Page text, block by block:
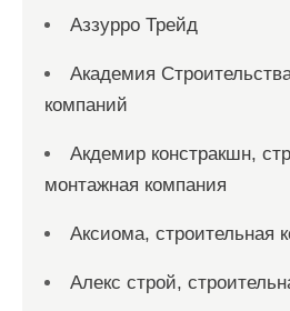
Аззурро Трейд
Академия
компаний
Акдемир констракшн,
монтажная компания
Аксиома, строительная
Алекс строй,